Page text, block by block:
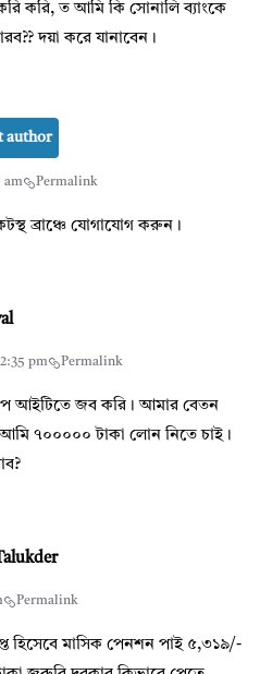
করি, ত আমি কি সোনালি ব্যাংকে
দয়া করে যানাবেন।
author
am Permalink
ব্রাঞ্চে যোগাযোগ করুন।
pm Permalink
আইটিতে জব করি। আমার বেতন
৭০০০০০ টাকা লোন নিতে চাই।
Permalink
হিসেবে মাসিক পেনশন পাই ৫,৩১৯/-